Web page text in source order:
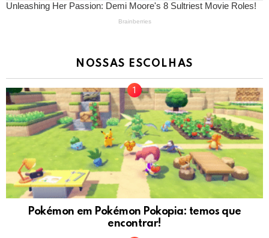
NOSSAS ESCOLHAS
Pokémon em Pokémon Pokopia: temos que
encontrar!